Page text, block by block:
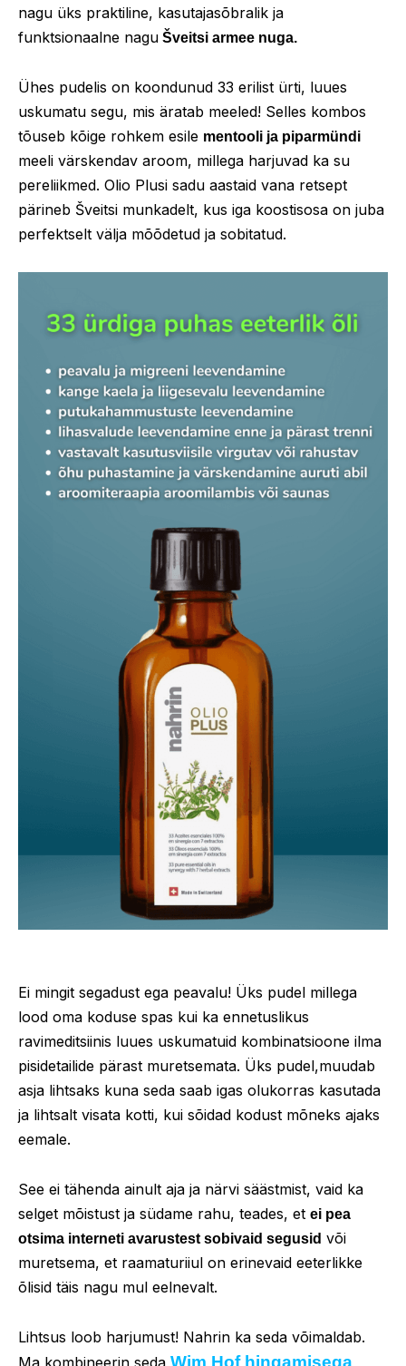
nagu üks praktiline, kasutajasõbralik ja
funktsionaalne nagu Šveitsi armee nuga.
Ühes pudelis on koondunud 33 erilist ürti, luues
uskumatu segu, mis äratab meeled! Selles kombos
tõuseb kõige rohkem esile mentooli ja piparmündi
meeli värskendav aroom, millega harjuvad ka su
pereliikmed. Olio Plusi sadu aastaid vana retsept
pärineb Šveitsi munkadelt, kus iga koostisosa on juba
perfektselt välja mõõdetud ja sobitatud.
Ei mingit segadust ega peavalu! Üks pudel millega
lood oma koduse spas kui ka ennetuslikus
ravimeditsiinis luues uskumatuid kombinatsioone ilma
pisidetailide pärast muretsemata. Üks pudel,muudab
asja lihtsaks kuna seda saab igas olukorras kasutada
ja lihtsalt visata kotti, kui sõidad kodust mõneks ajaks
eemale.
See ei tähenda ainult aja ja närvi säästmist, vaid ka
selget mõistust ja südame rahu, teades, et ei pea
otsima interneti avarustest sobivaid segusid või
muretsema, et raamaturiiul on erinevaid eeterlikke
õlisid täis nagu mul eelnevalt.
Lihtsus loob harjumust! Nahrin ka seda võimaldab.